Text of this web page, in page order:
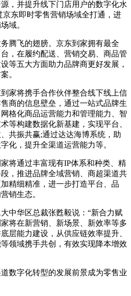
，并提升线下门店用户的数字化水
东即时零售营销场域全打通，进
域。
腾飞的翅膀。京东到家拥有最全
，在履约配送、营销交易、商品管
等五大方面助力品牌商更好发展，
。
家将携手合作伙伴整合线下线上信
商的信息壁垒，通过一站式品牌生
格化商品运营能力和管理能力、智
等构建数据化新基建，实现平台、
共振共赢;通过达达海博系统，助
化，提升全渠道运营能力等。
将通过丰富现有IP体系和种类、精
，推进品牌全域营销、商超渠道共
精细精准，进一步打造平台、品
销生态。
中华区总裁张甦毅说：“新合力赋
将在新营销、新场景、新效率等多
层能力建设，从供应链效率提升、
领域携手共创，有效实现降本增效
数字化转型的发展前景成为零售业